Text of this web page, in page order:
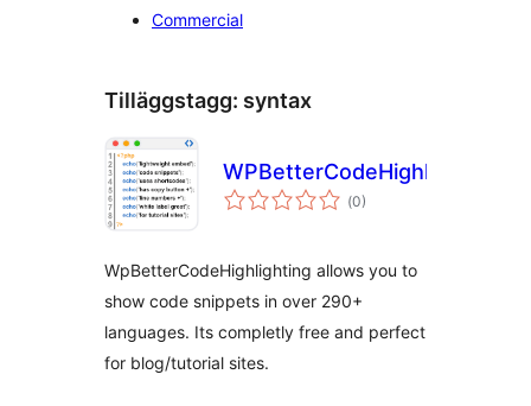
Commercial
Tilläggstagg: syntax
WPBetterCodeHighlighting
(Totalt
antal
0)
WpBetterCodeHighlighting allows you to
show code snippets in over 290+
languages. Its completly free and perfect
for blog/tutorial sites.